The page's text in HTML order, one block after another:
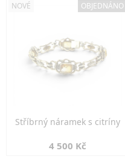
NOVÉ OBJEDNÁNO
Stříbrný náramek s citríny
4 500 Kč